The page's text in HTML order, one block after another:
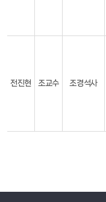
전진현 조교수 조경석사